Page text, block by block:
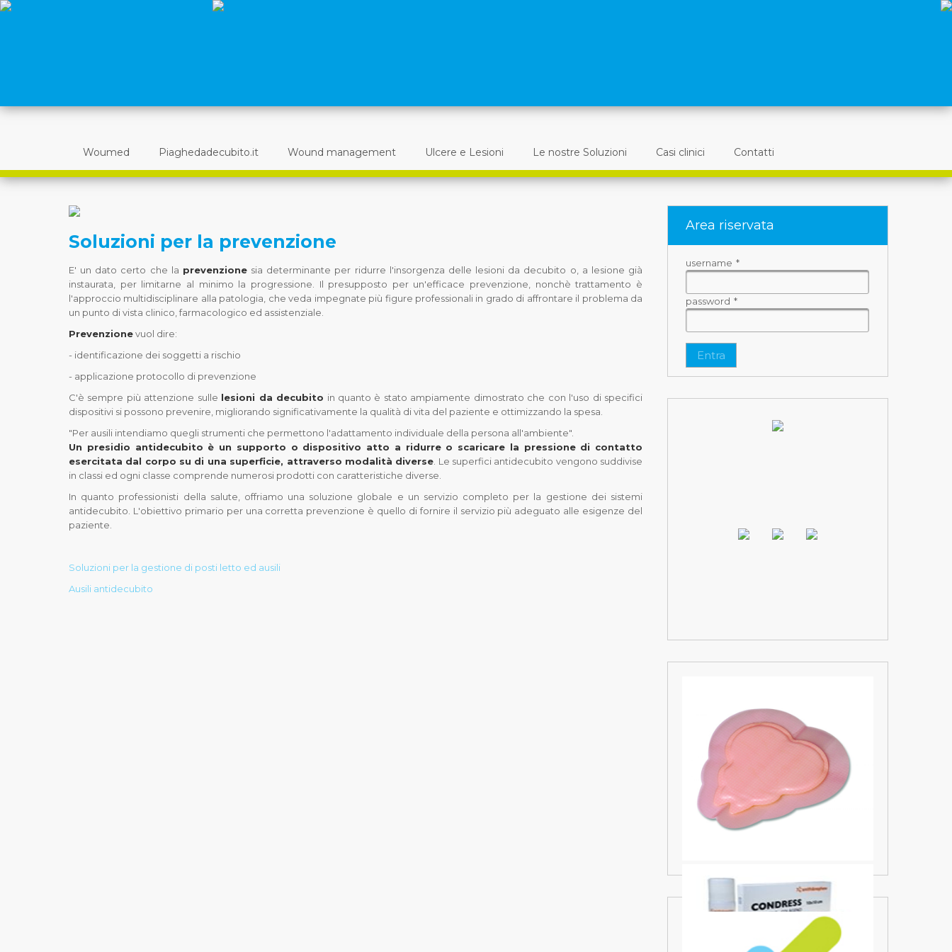
Woumed Piaghedadecubito.it Wound management Ulcere e Lesioni Le nostre Soluzioni Casi clinici Contatti
Area riservata
username *
password *
Entra
Soluzioni per la prevenzione
E' un dato certo che la prevenzionesia determinante per ridurre l'insorgenza delle lesioni da decubito o, a lesione già
instaurata, per limitarne al minimo la progressione. Il presupposto per un'efficace prevenzione, nonchè trattamento è
l'approccio multidisciplinare alla patologia, che veda impegnate più figure professionali in grado di affrontare il problema da
un punto di vista clinico, farmacologico ed assistenziale.
Prevenzionevuol dire:
- identificazione dei soggetti a rischio
- applicazione protocollo di prevenzione
C'è sempre più attenzione sulle lesioni da decubito in quanto è stato ampiamente dimostrato che con l'uso di specifici
dispositivi si possono prevenire, migliorando significativamente la qualità di vita del paziente e ottimizzando la spesa.
"Per ausili intendiamo quegli strumenti che permettono l'adattamento individuale della persona all'ambiente".
Un presidio antidecubito è un supporto o dispositivo atto a ridurre o scaricare la pressione di contatto
esercitata dal corpo su di una superficie, attraverso modalità diverse . Le superfici antidecubito vengono suddivise
in classi ed ogni classe comprende numerosi prodotti con caratteristiche diverse.
In quanto professionisti della salute, offriamo una soluzione globale e un servizio completo per la gestione dei sistemi
antidecubito. L'obiettivo primario per una corretta prevenzione è quello di fornire il servizio più adeguato alle esigenze del
paziente.
Soluzioni per la gestione di posti letto ed ausili
Ausili antidecubito